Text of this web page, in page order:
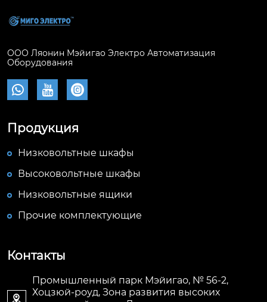
ООО Ляонин Мэйигао Электро Автоматизация
Оборудования
  
Продукция
Низковольтные шкафы
Высоковольтные шкафы
Низковольтные ящики
Прочие комплектующие
Контакты

Промышленный парк Мэйигао, № 56-2,
Хоцзюй-роуд, Зона развития высоких